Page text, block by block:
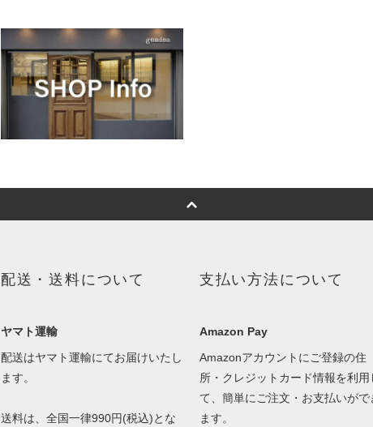
配送・送料について
ヤマト運輸
配送はヤマト運輸にてお届けいたし
ます。
送料は、全国一律990円(税込)とな
支払い方法について
Amazon Pay
Amazonアカウントにご登録の住
所・クレジットカード情報を利用
て、簡単にご注文・お支払いがで
ます。